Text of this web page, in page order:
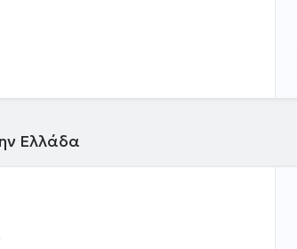
αιγίδα του Δικτύου Νέων Ψυχιάτρων και
ασκεί ειδικά πιστοποιημένος
Ελλάδα